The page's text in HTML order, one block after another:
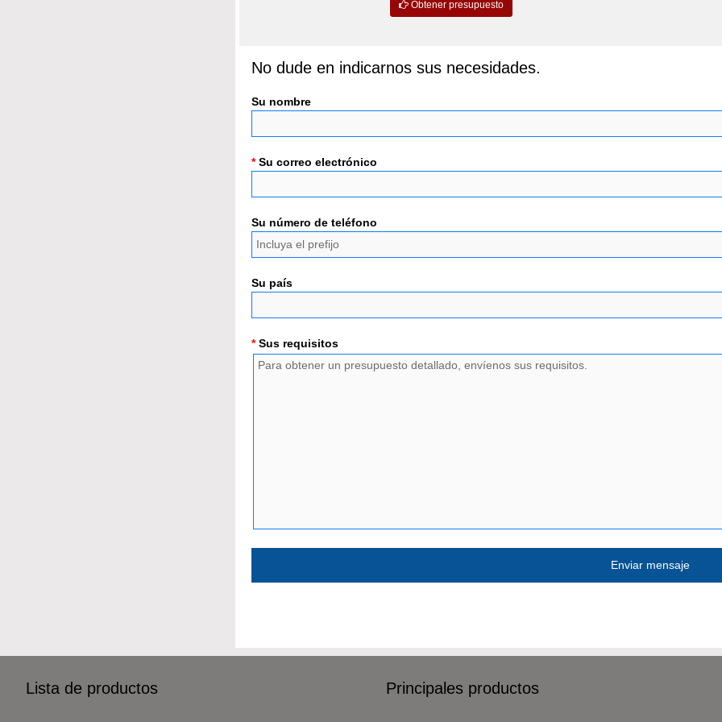
Obtener presupuesto
No dude en indicarnos sus necesidades.
Su nombre
*Su correo electrónico
Su número de teléfono
Su país
*Sus requisitos
Lista de productos Principales productos